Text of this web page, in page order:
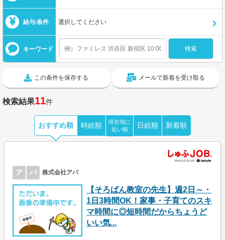
給与/条件 選択してください
キーワード
この条件を保存する メールで新着を受け取る
検索結果11件
おすすめ順 時給順
現在地に
近い順
日給順 新着順
ア パ 株式会社アバ
【そろばん教室の先生】週2日～・
1日3時間OK！家事・子育てのスキ
マ時間に◎短時間だからちょうど
いい気...